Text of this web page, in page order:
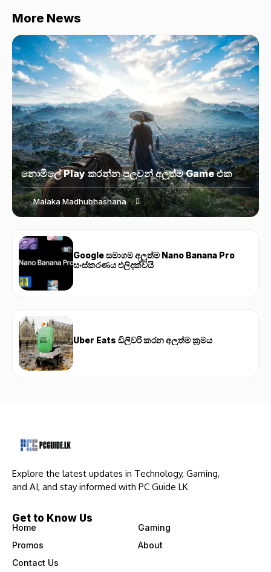
More News
නොමිලේ Play කරන්න පුලුවන් අලුත්ම Game එක
Malaka Madhubhashana
Google සමාගම අලුත්ම Nano Banana Pro
සංස්කරණය එලිදක්වයි
Uber Eats ඩිලිවරි කරන අලුත්ම ක්‍රමය
Explore the latest updates in Technology, Gaming,
and AI, and stay informed with PC Guide LK
Get to Know Us
Home
Gaming
Promos
About
Contact Us